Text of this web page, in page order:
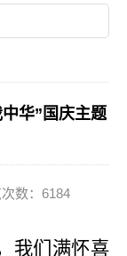
华”国庆主题
数：6184
我们满怀喜